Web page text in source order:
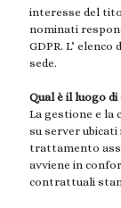
interesse del
nominati
GDPR. L’
sede.
Qual è il luogo
La gestione e la
su server
trattamento
avviene in
contrattuali